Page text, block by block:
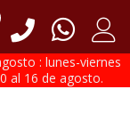
: lunes-viernes
al 16 de agosto.